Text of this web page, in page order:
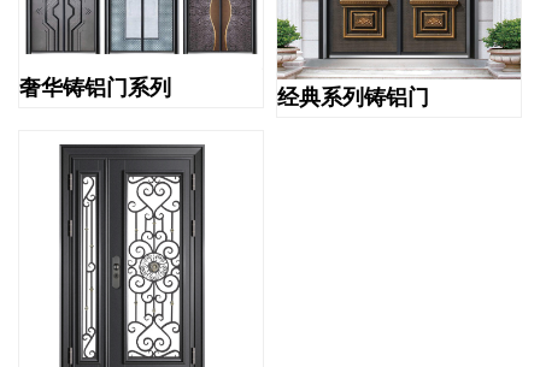
奢华铸铝门系列 经典系列铸铝门